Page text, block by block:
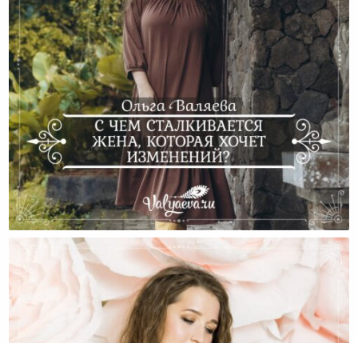
С Чем Сталкивается Жена, Которая Хочет
Изменений?